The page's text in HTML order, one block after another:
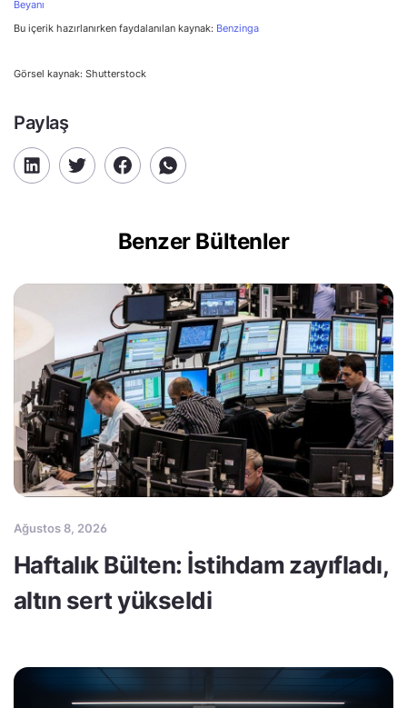
Beyanı
Bu içerik hazırlanırken faydalanılan kaynak: Benzinga
Görsel kaynak: Shutterstock
Paylaş
Benzer Bültenler
Ağustos 8, 2026
Haftalık Bülten: İstihdam zayıfladı,
altın sert yükseldi